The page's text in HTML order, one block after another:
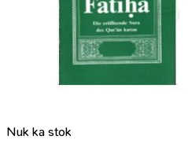
Nuk ka stok